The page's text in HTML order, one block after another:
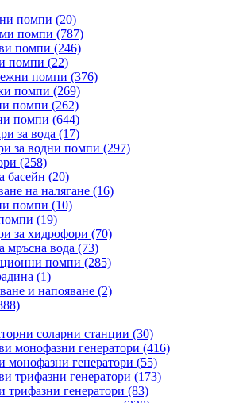
помпи (20)
помпи (787)
помпи (246)
помпи (22)
помпи (376)
помпи (269)
помпи (262)
помпи (644)
за вода (17)
за водни помпи (297)
(258)
басейн (20)
на налягане (16)
помпи (10)
(19)
за хидрофори (70)
мръсна вода (73)
помпи (285)
(1)
и напояване (2)
соларни станции (30)
монофазни генератори (416)
монофазни генератори (55)
трифазни генератори (173)
трифазни генератори (83)